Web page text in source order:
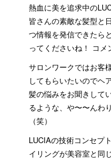
熱血に美を追求中の
皆さんの素敵な髪型と
つ情報を発信できたら
ってくださいね！ コ
サロンワークではお客
してもらいたいのでヘ
髪の悩みをお聞きして
るような、や〜〜んわ
（笑）
LUCIAの技術コンセプ
イリングが美容室と同